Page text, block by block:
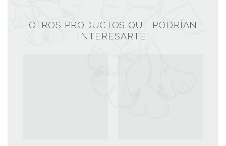
OTROS PRODUCTOS QUE PODRÍAN
INTERESARTE: